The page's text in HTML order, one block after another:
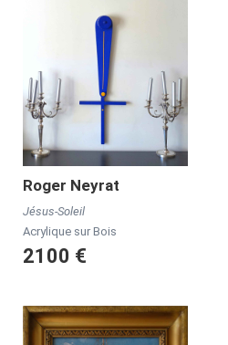
Roger Neyrat
Jésus-Soleil
Acrylique sur Bois
2100 €